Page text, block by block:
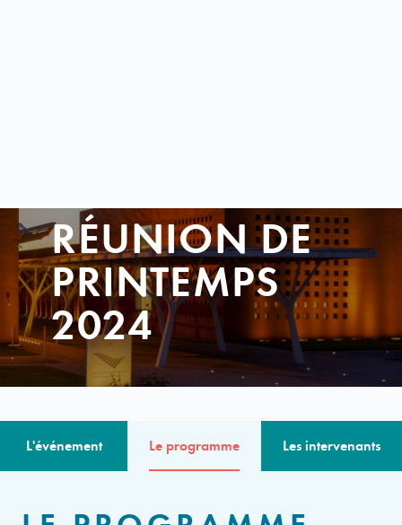
RÉUNION DE
PRINTEMPS
2024
L'événement Le programme Les intervenants